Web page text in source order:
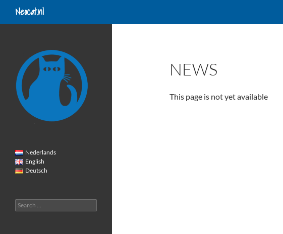
Neocat.nl
Search
NEWS
This page is not yet available
Nederlands
English
Deutsch
Search
for: